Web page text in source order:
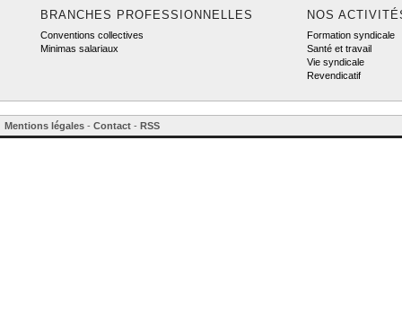
BRANCHES PROFESSIONNELLES
Conventions collectives
Minimas salariaux
NOS
Formation syndicale
Santé et travail
Vie syndicale
Revendicatif
Mentions légales - Contact - RSS